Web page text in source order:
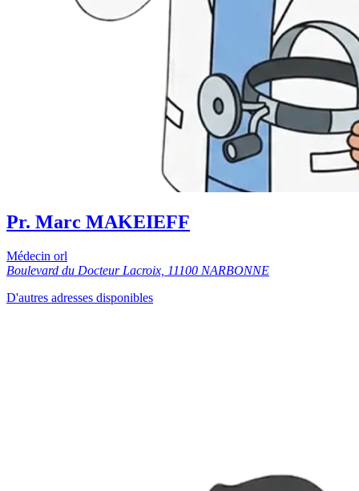
Pr. Marc MAKEIEFF
Médecin orl
Boulevard du Docteur Lacroix, 11100 NARBONNE
D'autres adresses disponibles